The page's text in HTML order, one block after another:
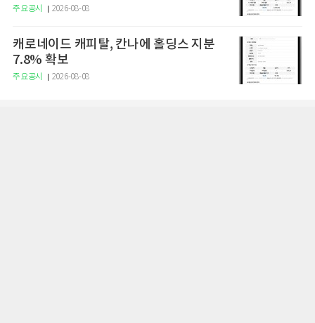
주요공시 2026-08-08
캐로네이드 캐피탈, 칸나에 홀딩스 지분
7.8% 확보
주요공시 2026-08-08